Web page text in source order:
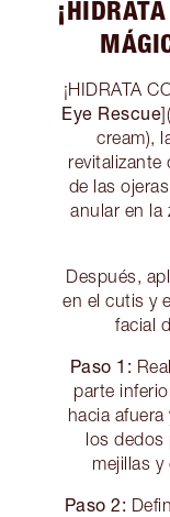
¡HIDRATA
Eye Rescue
cream),
revitalizante
de las
anular en la
Después,
en el cutis y
facial
Paso 1:
parte
hacia
los dedos
mejillas
Paso 2: